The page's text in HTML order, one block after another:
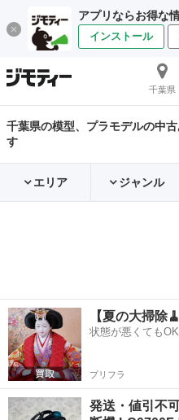
アプリならお得な
インストール
千葉県
千葉県の模型、プラモデルの中
す
エリア ジャンル
【夏の大掃除
状態が悪くても
プリフラ
発送・値引不